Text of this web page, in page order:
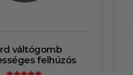
váltógomb
felhúzós